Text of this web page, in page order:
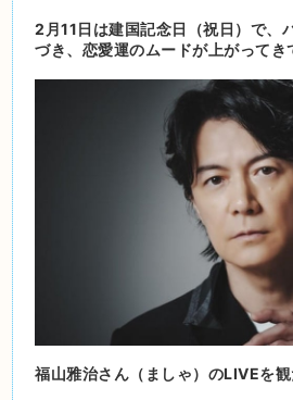
2月11日は建国記念日（祝日）で、
づき、恋愛運のムードが上がってき
福山雅治さん（ましゃ）のLIVEを観